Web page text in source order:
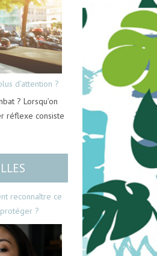
d’attention ?
? Lorsqu’on
réflexe consiste
reconnaître ce
?